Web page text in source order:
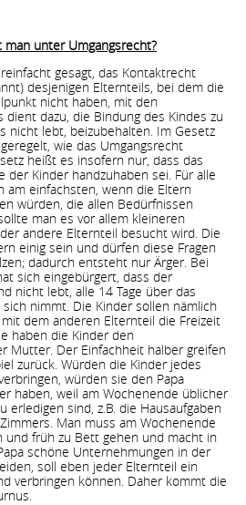
man unter Umgangsrecht?
gesagt, das Kontaktrecht
desjenigen Elternteils, bei dem die
nicht haben, mit den
dient dazu, die Bindung des Kindes zu
nicht lebt, beizubehalten. Im Gesetz
wie das Umgangsrecht
heißt es insofern nur, dass das
der Kinder handzuhaben sei. Für alle
am einfachsten, wenn die Eltern
würden, die allen Bedürfnissen
man es vor allem kleineren
andere Elternteil besucht wird. Die
einig sein und dürfen diese Fragen
dadurch entsteht nur Ärger. Bei
sich eingebürgert, dass der
nicht lebt, alle 14 Tage über das
nimmt. Die Kinder sollen nämlich
dem anderen Elternteil die Freizeit
haben die Kinder den
Mutter. Der Einfachheit halber greifen
zurück. Würden die Kinder jedes
würden sie den Papa
haben, weil am Wochenende üblicher
erledigen sind, z.B. die Hausaufgaben
Man muss am Wochenende
und früh zu Bett gehen und macht in
schöne Unternehmungen in der
soll eben jeder Elternteil ein
verbringen können. Daher kommt die